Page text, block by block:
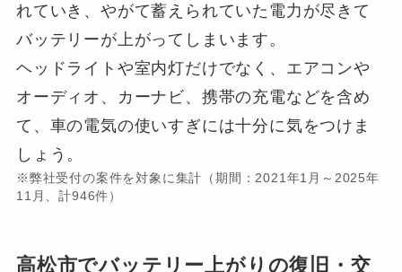
れていき、やがて蓄えられていた電力が尽きて
バッテリーが上がってしまいます。
ヘッドライトや室内灯だけでなく、エアコンや
オーディオ、カーナビ、携帯の充電などを含め
て、車の電気の使いすぎには十分に気をつけま
しょう。
※弊社受付の案件を対象に集計（期間：2021年1月～2025年
11月、計946件）
高松市でバッテリー上がりの復旧・交